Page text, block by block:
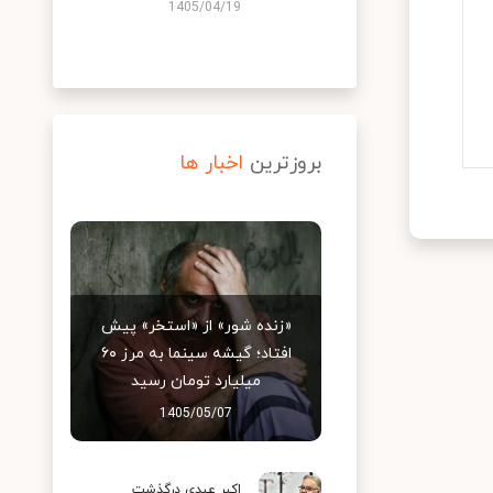
1405/04/19
بروزترین اخبار ها
«زنده شور» از «استخر» پیش
افتاد؛ گیشه سینما به مرز ۶۰
میلیارد تومان رسید
1405/05/07